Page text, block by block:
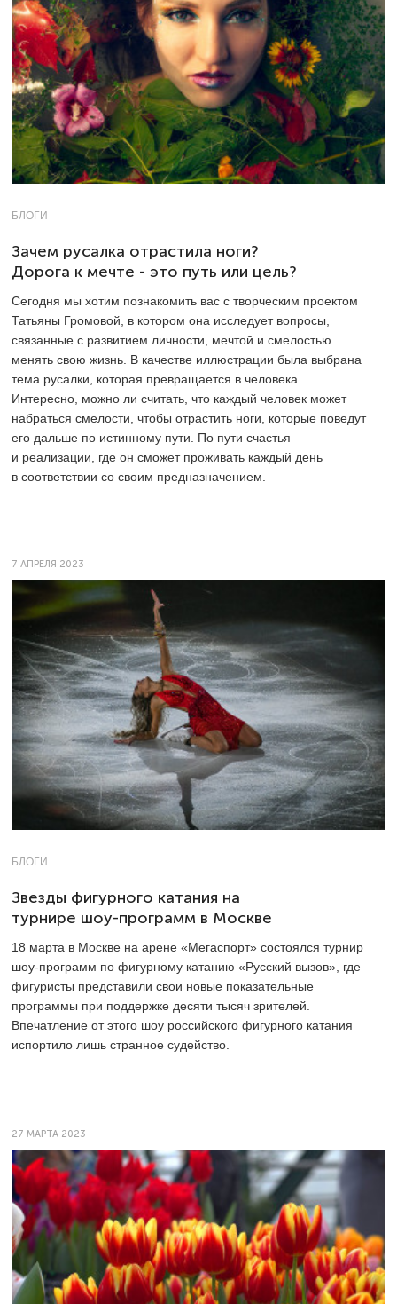
БЛОГИ
Зачем русалка отрастила ноги?
Дорога к мечте - это путь или цель?
Сегодня мы хотим познакомить вас с творческим проектом
Татьяны Громовой, в котором она исследует вопросы,
связанные с развитием личности, мечтой и смелостью
менять свою жизнь. В качестве иллюстрации была выбрана
тема русалки, которая превращается в человека.
Интересно, можно ли считать, что каждый человек может
набраться смелости, чтобы отрастить ноги, которые поведут
его дальше по истинному пути. По пути счастья
и реализации, где он сможет проживать каждый день
в соответствии со своим предназначением.
7 АПРЕЛЯ 2023
БЛОГИ
Звезды фигурного катания на
турнире шоу-программ в Москве
18 марта в Москве на арене «Мегаспорт» состоялся турнир
шоу-программ по фигурному катанию «Русский вызов», где
фигуристы представили свои новые показательные
программы при поддержке десяти тысяч зрителей.
Впечатление от этого шоу российского фигурного катания
испортило лишь странное судейство.
27 МАРТА 2023